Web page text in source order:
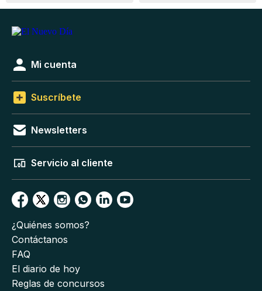
Mi cuenta
Suscríbete
Newsletters
Servicio al cliente
¿Quiénes somos?
Contáctanos
FAQ
El diario de hoy
Reglas de concursos